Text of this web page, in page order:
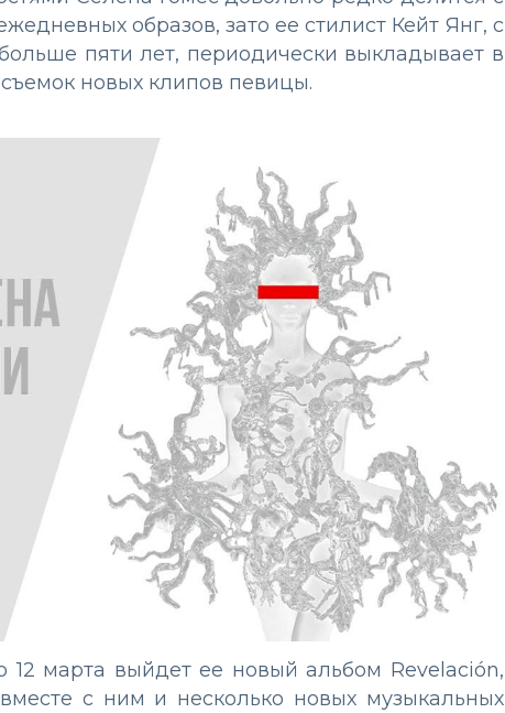
образов, зато ее стилист Кейт Янг, с
пяти лет, периодически выкладывает в
новых клипов певицы.
12 марта выйдет ее новый альбом Revelación,
с ним и несколько новых музыкальных